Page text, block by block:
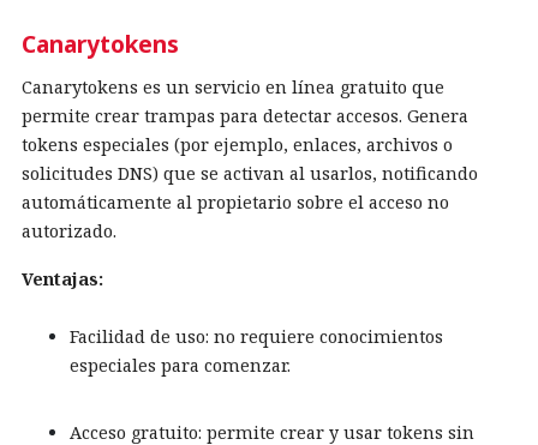
Canarytokens
Canarytokens es un servicio en línea gratuito que
permite crear trampas para detectar accesos. Genera
tokens especiales (por ejemplo, enlaces, archivos o
solicitudes DNS) que se activan al usarlos, notificando
automáticamente al propietario sobre el acceso no
autorizado.
Ventajas:
Facilidad de uso: no requiere conocimientos
especiales para comenzar.
Acceso gratuito: permite crear y usar tokens sin